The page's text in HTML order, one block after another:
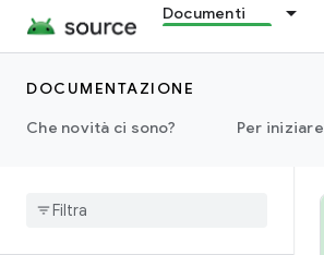
Documenti
DOCUMENTAZIONE
Che novità ci sono?
Per iniziare